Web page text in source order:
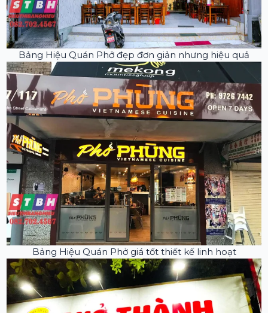
Bảng Hiệu Quán Phở đẹp đơn giản nhưng hiệu quả
Bảng Hiệu Quán Phở giá tốt thiết kế linh hoạt